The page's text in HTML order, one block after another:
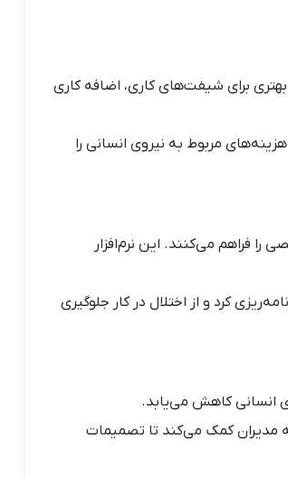
برای شیفت‌های کاری، اضافه کاری
مربوط به نیروی انسانی را
فراهم می‌کنند. این نرم‌افزار
کرد و از اختلال در کار جلوگیری
انسانی کاهش می‌یابد.
مدیران کمک می‌کند تا تصمیمات